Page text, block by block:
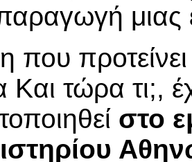
μιας
που
τώρα τι;,
στο